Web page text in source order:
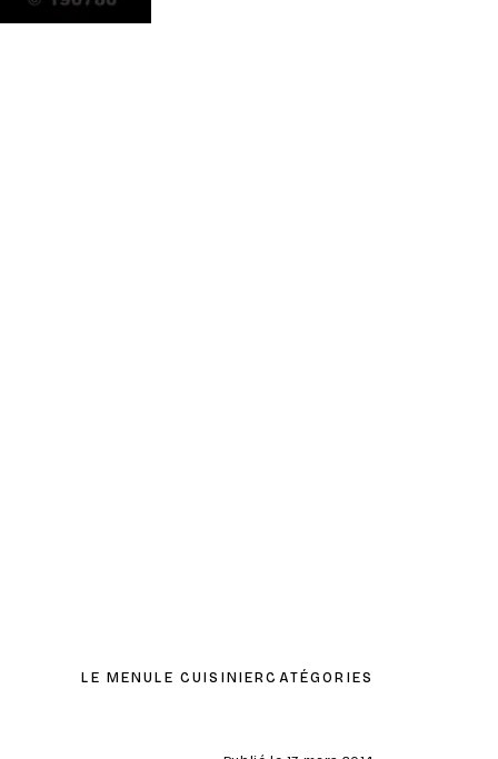
LE MENULE CUISINIERCATÉGORIES